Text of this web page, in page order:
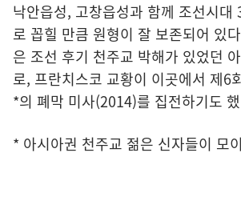
낙안읍성, 고창읍성과 함께 조선시대
로 꼽힐 만큼 원형이 잘 보존되어 있
은 조선 후기 천주교 박해가 있었던
로, 프란치스코 교황이 이곳에서 제6
*의 폐막 미사(2014)를 집전하기도
* 아시아권 천주교 젊은 신자들이 모